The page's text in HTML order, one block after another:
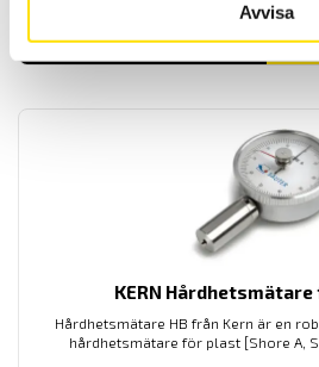
Avvisa
5,000.00kr
KERN Hårdhetsmätare
Hårdhetsmätare HB från Kern är en
hårdhetsmätare för plast [Shore A,